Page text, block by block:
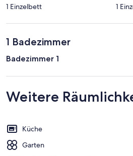
1 Einzelbett 1
1 Badezimmer
Badezimmer 1
Weitere
Küche
Garten